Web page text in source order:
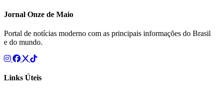
Jornal Onze de Maio
Portal de notícias moderno com as principais informações do Brasil
e do mundo.
Links Úteis